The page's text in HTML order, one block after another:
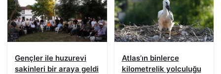
Gençler ile huzurevi
sakinleri bir araya geldi
Atlas’ın binlerce
kilometrelik yolculuğu